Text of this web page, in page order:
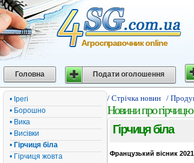
Агросправочник online
Головна Подати оголошення
• Ірегі
• Борошно
• Вика
• Висівки
• Гірчиця біла
• Гірчиця жовта
/ Стрічка новин /
Новини про гірчицю
Гірчиця біла
Французький вісник